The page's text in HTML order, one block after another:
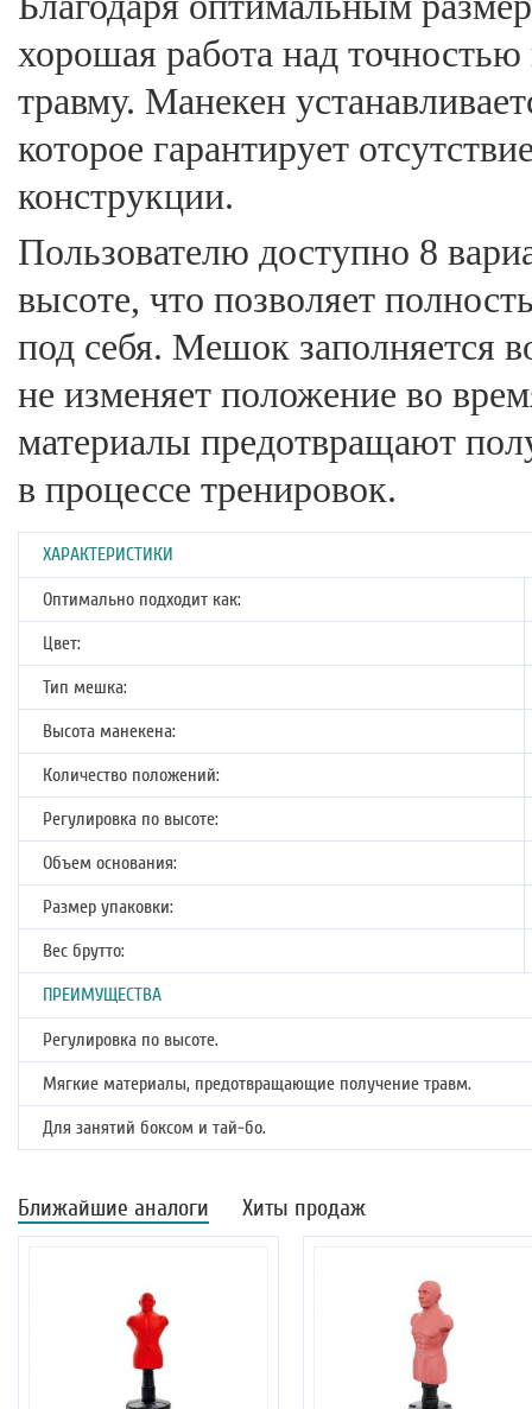
хорошая работа над
травму. Манекен
которое гарантирует
конструкции.
Пользователю доступно 8
высоте, что позволяет
под себя. Мешок заполняется
не изменяет положение во
материалы предотвращают
в процессе тренировок.
ХАРАКТЕРИСТИКИ
Оптимально подходит как:
Цвет:
Тип мешка:
Высота манекена:
Количество положений:
Регулировка по высоте:
Объем основания:
Размер упаковки:
Вес брутто:
ПРЕИМУЩЕСТВА
Регулировка по высоте.
Мягкие материалы, предотвращающие получение травм.
Для занятий боксом и тай-бо.
Ближайшие аналоги Хиты продаж